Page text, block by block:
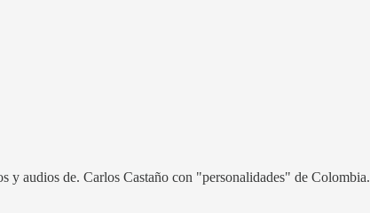
audios de. Carlos Castaño con "personalidades" de Colombia.